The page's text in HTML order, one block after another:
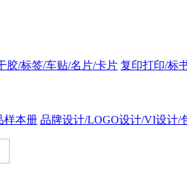
胶/标签/车贴/名片/卡片 复印打印/标
样本册 品牌设计/LOGO设计/VI设计/